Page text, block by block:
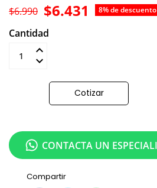
$6.431 8% de descuento
$6.990
Cantidad
Cotizar
Compartir
CONTACTA UN